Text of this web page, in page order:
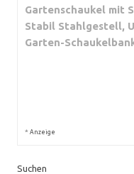
Gartenschaukel mit
Stabil Stahlgestell,
Garten-
* Anzeige
Suchen